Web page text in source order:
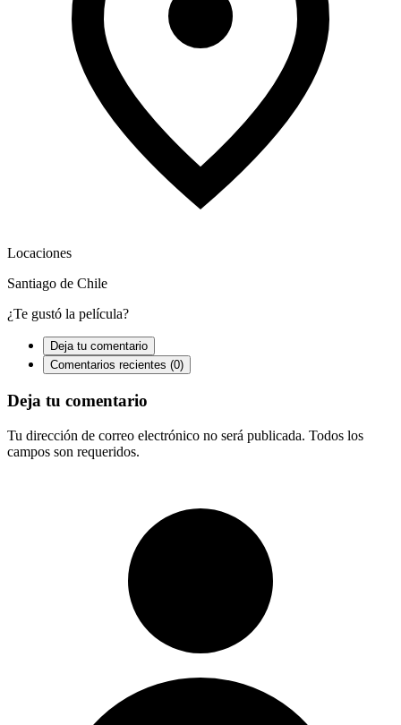
Locaciones
Santiago de Chile
¿Te gustó la película?
Deja tu comentario
Comentarios recientes (0)
Deja tu comentario
Tu dirección de correo electrónico no será publicada. Todos los
campos son requeridos.